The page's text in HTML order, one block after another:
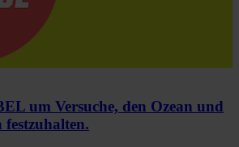
um Versuche, den Ozean und
festzuhalten.